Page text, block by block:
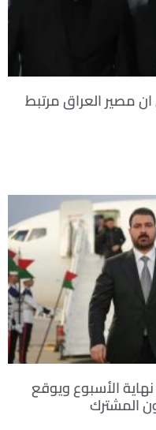
ان مصير العراق مرتبط
نهاية الأسبوع ويوقع
المشترك